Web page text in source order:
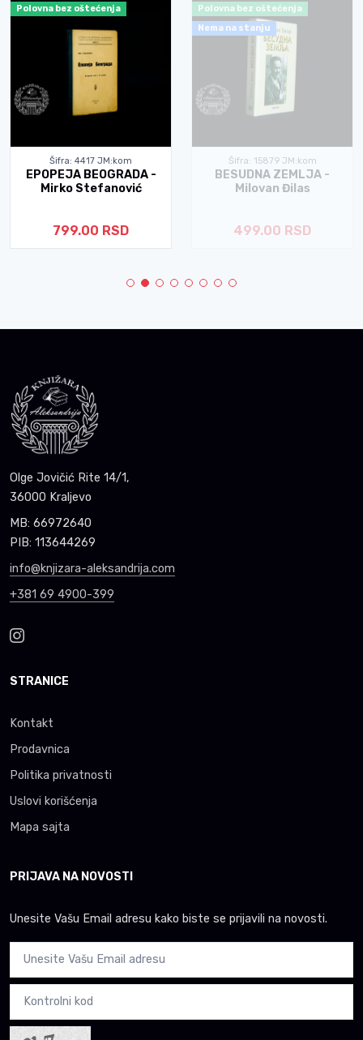
Polovna bez oštećenja
Šifra: 4417 JM:kom
EPOPEJA BEOGRADA -
Mirko Stefanović
799.00 RSD
Polovna bez oštećenja
Nema na stanju
Šifra: 15879 JM:kom
BESUDNA ZEMLJA -
Milovan Đilas
499.00 RSD
Olge Jovičić Rite 14/1,
36000 Kraljevo
MB: 66972640
PIB: 113644269
info@knjizara-aleksandrija.com
+381 69 4900-399
STRANICE
Kontakt
Prodavnica
Politika privatnosti
Uslovi korišćenja
Mapa sajta
PRIJAVA NA NOVOSTI
Unesite Vašu Email adresu kako biste se prijavili na novosti.